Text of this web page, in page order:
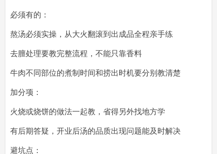
必须有的 ：
熬汤必须实操，从大火翻滚到出成品全程亲手练
去膻处理要教完整流程，不能只靠香料
牛肉不同部位的煮制时间和捞出时机要分别教清楚
加分项 ：
火烧或烧饼的做法一起教，省得另外找地方学
有后期答疑，开业后汤的品质出现问题能及时解决
避坑点 ：